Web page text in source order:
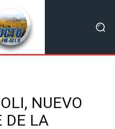
NUEVO
DE LA